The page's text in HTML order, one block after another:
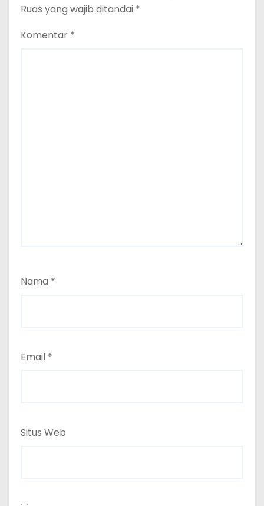
Ruas yang wajib ditandai *
Komentar *
Nama *
Email *
Situs Web